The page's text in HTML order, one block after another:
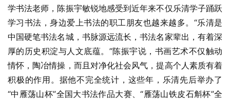
学书法老师，陈振宇敏锐地感受到近年来不仅乐清学子踊跃
学习书法，身边爱上书法的职工朋友也越来越多。“乐清是
中国硬笔书法名城，书脉源远流长，书法名家辈出，有着深
厚的历史积淀与人文底蕴。”陈振宇说，书画艺术不仅触动
情怀，陶冶情操，而且对净化社会风气，提高个人素质有着
积极的作用。据他不完全统计，这些年，乐清先后举办了
“中雁荡山杯”全国大书法作品大赛、“雁荡山铁皮石斛杯”全